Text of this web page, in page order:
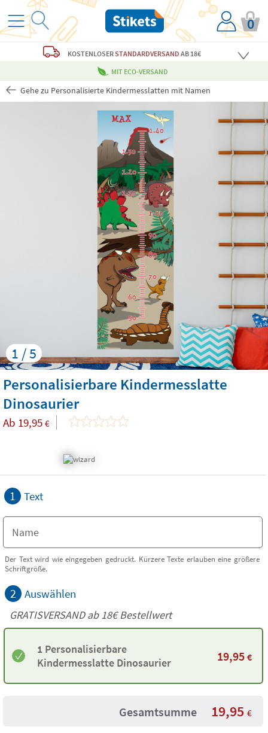
0
KOSTENLOSERSTANDARDVERSAND AB 18€
MIT ECO-VERSAND
Gehe zu Personalisierte Kindermesslatten mit Namen
1 / 5
Personalisierbare Kindermesslatte
Dinosaurier
Ab 19,95 €
1 Text
Der Text wird wie eingegeben gedruckt. Kürzere Texte erlauben eine größere
Schriftgröße.
2 Auswählen
GRATISVERSAND ab18€Bestellwert
1 Personalisierbare
Kindermesslatte Dinosaurier
19,95 €
Gesamtsumme 19,95 €